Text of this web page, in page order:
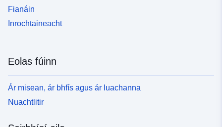
Fianáin
Inrochtaineacht
Eolas fúinn
Ár misean, ár bhfís agus ár luachanna
Nuachtlitir